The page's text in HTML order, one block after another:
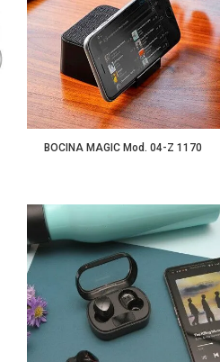
BOCINA MAGIC Mod. 04-Z 1170